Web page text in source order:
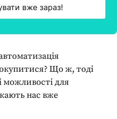
вже зараз!
Що ж, тоді
можливості для
нас вже